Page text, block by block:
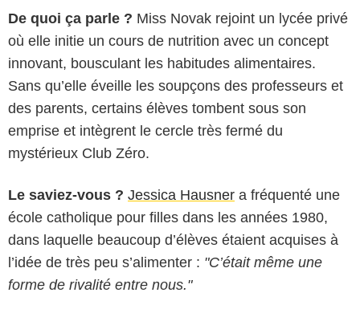
De quoi ça parle ? Miss Novak rejoint un lycée privé
où elle initie un cours de nutrition avec un concept
innovant, bousculant les habitudes alimentaires.
Sans qu’elle éveille les soupçons des professeurs et
des parents, certains élèves tombent sous son
emprise et intègrent le cercle très fermé du
mystérieux Club Zéro.
Le saviez-vous ? Jessica Hausner a fréquenté une
école catholique pour filles dans les années 1980,
dans laquelle beaucoup d’élèves étaient acquises à
l’idée de très peu s’alimenter : "C’était même une
forme de rivalité entre nous."